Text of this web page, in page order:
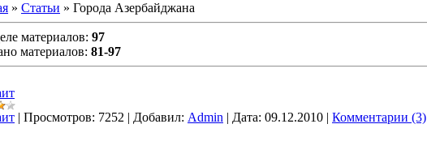
» Статьи » Города Азербайджана
материалов: 97
материалов: 81-97
| Просмотров: 7252 | Добавил: Admin | Дата: 09.12.2010 | Комментарии (3)